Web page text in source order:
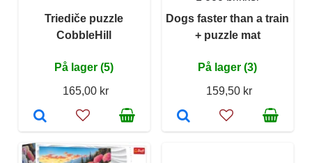
Triediče puzzle
CobbleHill
På lager (5)
165,00 kr
Dogs faster than a train
+ puzzle mat
På lager (3)
159,50 kr